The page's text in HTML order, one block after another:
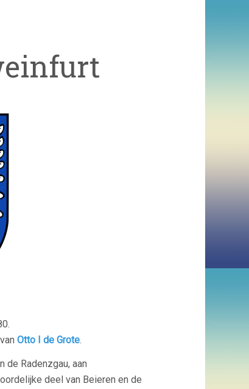
Otto I de Grote.
de Radenzgau, aan
deel van Beieren en de